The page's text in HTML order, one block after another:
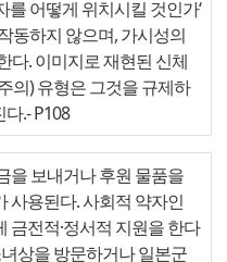
어떻게 위치시킬 것인가‘
동하지 않으며, 가시성의
다. 이미지로 재현된 신체
의) 유형은 그것을 규제하
다.- P108
을 보내거나 후원 물품을
사용된다. 사회적 약자인
금전적·정서적 지원을 한다
녀상을 방문하거나 일본군